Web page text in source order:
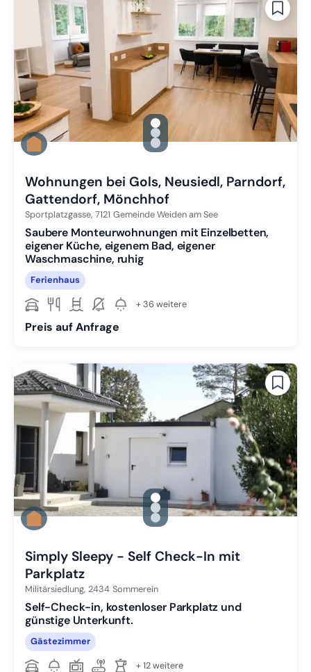
gallery.slide_selector
Zu Slide 1 wechseln
Zu Slide 2 wechseln
Zu Slide 3 wechseln
Wohnungen bei Gols, Neusiedl, Parndorf,
Gattendorf, Mönchhof
Sportplatzgasse, 7121 Gemeinde Weiden am See
Saubere Monteurwohnungen mit Einzelbetten,
eigener Küche, eigenem Bad, eigener
Waschmaschine, ruhig
Ferienhaus
+ 36 weitere
Preis auf Anfrage
gallery.slide_selector
Zu Slide 1 wechseln
Zu Slide 2 wechseln
Zu Slide 3 wechseln
Simply Sleepy - Self Check-In mit
Parkplatz
Militärsiedlung, 2434 Sommerein
Self-Check-in, kostenloser Parkplatz und
günstige Unterkunft.
Gästezimmer
+ 12 weitere